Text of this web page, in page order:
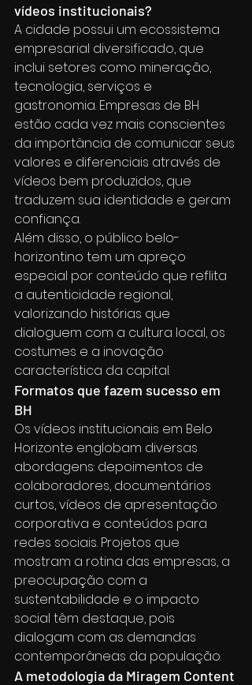
vídeos institucionais?
A cidade possui um ecossistema
empresarial diversificado, que
inclui setores como mineração,
tecnologia, serviços e
gastronomia. Empresas de BH
estão cada vez mais conscientes
da importância de comunicar seus
valores e diferenciais através de
vídeos bem produzidos, que
traduzem sua identidade e geram
confiança.
Além disso, o público belo-
horizontino tem um apreço
especial por conteúdo que reflita
a autenticidade regional,
valorizando histórias que
dialoguem com a cultura local, os
costumes e a inovação
característica da capital.
Formatos que fazem sucesso em
BH
Os vídeos institucionais em Belo
Horizonte englobam diversas
abordagens: depoimentos de
colaboradores, documentários
curtos, vídeos de apresentação
corporativa e conteúdos para
redes sociais. Projetos que
mostram a rotina das empresas, a
preocupação com a
sustentabilidade e o impacto
social têm destaque, pois
dialogam com as demandas
contemporâneas da população.
A metodologia da Miragem Content